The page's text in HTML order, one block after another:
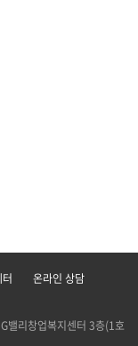
온라인 상담
밸리창업복지센터 3층(1호